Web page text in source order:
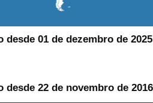
desde 01 de dezembro de
desde 22 de novembro de